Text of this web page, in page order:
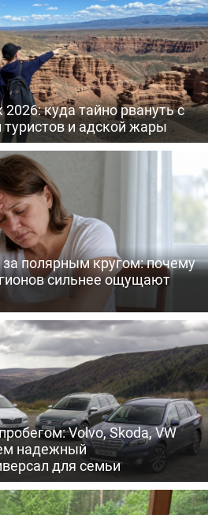
куда тайно рвануть с
туристов и адской жары
полярным кругом: почему
сильнее ощущают
Volvo, Skoda, VW
надежный
для семьи